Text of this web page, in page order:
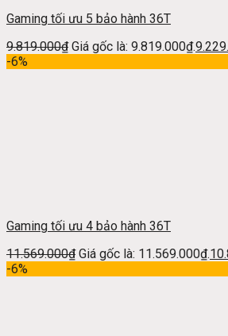
Gaming tối ưu 5 bảo hành 36T
9.819.000₫ Giá gốc là: 9.819.000₫.
-6%
Gaming tối ưu 4 bảo hành 36T
11.569.000₫ Giá gốc là: 11.569.000₫.
-6%